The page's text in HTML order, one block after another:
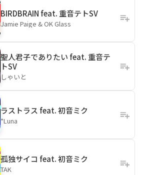
BIRDBRAIN feat. 重音テトSV
Jamie Paige & OK Glass
聖人君子でありたい feat. 重音テ
トSV
しゃいと
ラストラス feat. 初音ミク
*Luna
孤独サイコ feat. 初音ミク
TAK